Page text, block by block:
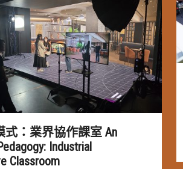
式：業界協作課室 An
Industrial
Classroom